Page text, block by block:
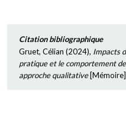
Citation bibliographique
Gruet, Célian (2024), Impacts
pratique et le comportement
approche qualitative[Mémoire]